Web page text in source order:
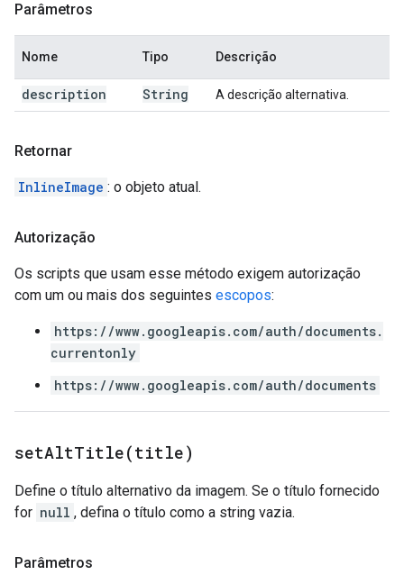
Parâmetros
Nome Tipo Descrição
description String A descrição alternativa.
Retornar
InlineImage : o objeto atual.
Autorização
Os scripts que usam esse método exigem autorização
com um ou mais dos seguintes escopos:
https://www.googleapis.com/auth/documents.
currentonly
https://www.googleapis.com/auth/documents
setAltTitle(title)
Define o título alternativo da imagem. Se o título fornecido
for null , defina o título como a string vazia.
Parâmetros